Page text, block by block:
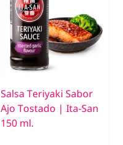
Salsa Teriyaki Sabor
Ajo Tostado | Ita-San
150 ml.